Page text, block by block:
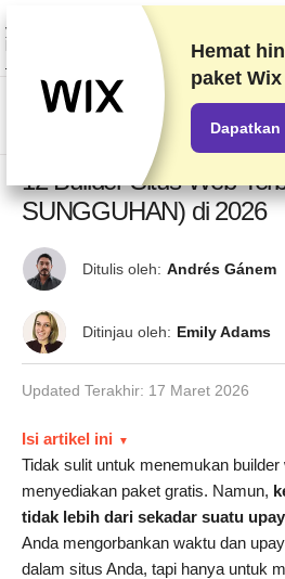
Kami memberi peringkat vendor
yang ketat, tetapi juga mempertimbangkan
komersial kami dengan penyedia.
12 Builder Situs Web
SUNGGUHAN) di 2026
Ditulis oleh: Andrés Gánem
Ditinjau oleh: Emily Adams
Updated Terakhir: 17 Maret 2026
Isi artikel ini
Tidak sulit untuk menemukan
menyediakan paket gratis. Namun,
tidak lebih dari sekadar suatu
Anda mengorbankan waktu dan
dalam situs Anda, tapi hanya untuk
Hemat
paket
Dapatkan